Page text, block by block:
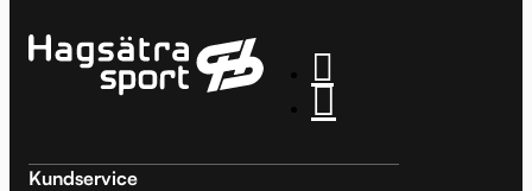
Kundservice